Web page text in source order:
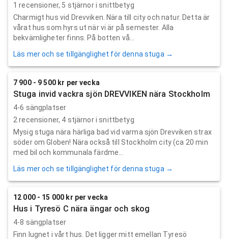
1 recensioner, 5 stjärnor i snittbetyg
Charmigt hus vid Drevviken. Nära till city och natur. Detta är
vårat hus som hyrs ut när vi är på semester. Alla
bekvämligheter finns. På botten vå...
Läs mer och se tillgänglighet för denna stuga →
7 900 - 9 500 kr per vecka
Stuga invid vackra sjön DREVVIKEN nära Stockholm
4-6 sängplatser
2 recensioner, 4 stjärnor i snittbetyg
Mysig stuga nära härliga bad vid varma sjön Drevviken strax
söder om Globen! Nära också till Stockholm city (ca 20 min
med bil och kommunala färdme...
Läs mer och se tillgänglighet för denna stuga →
12 000 - 15 000 kr per vecka
Hus i Tyresö C nära ängar och skog
4-8 sängplatser
Finn lugnet i vårt hus. Det ligger mitt emellan Tyresö